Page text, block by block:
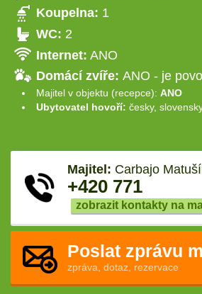
Koupelna: 1
WC: 2
Internet: ANO
Domácí zvíře: ANO - je
Majitel v objektu (recepce): ANO
Ubytovatel hovoří: česky,
Majitel: Carbajo
+420 771
zobrazit kontakty na
Poslat zprávu
zpráva, dotaz, rezervace